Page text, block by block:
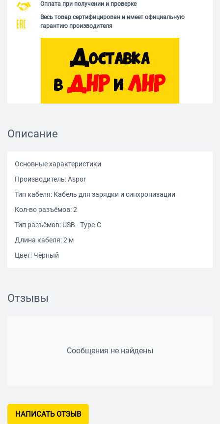
Оплата при получении и проверке
Весь товар сертифицирован и имеет официальную
гарантию производителя
Описание
Основные характеристики
Производитель: Aspor
Тип кабеля: Кабель для зарядки и синхронизации
Кол-во разъёмов: 2
Тип разъёмов: USB - Type-C
Длина кабеля: 2 м
Цвет: Чёрный
Отзывы
Сообщения не найдены
НАПИСАТЬ ОТЗЫВ